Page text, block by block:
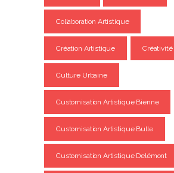
Collaboration Artistique
Création Artistique Créativité
Culture Urbaine
Customisation Artistique Bienne
Customisation Artistique Bulle
Customisation Artistique Delémont